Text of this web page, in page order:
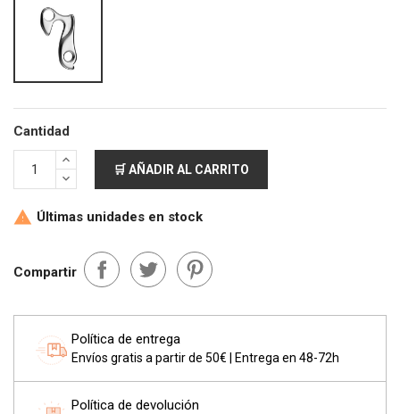
Cantidad
🛒 AÑADIR AL CARRITO
 Últimas unidades en stock
Compartir
Política de entrega
Envíos gratis a partir de 50€ | Entrega en 48-72h
Política de devolución